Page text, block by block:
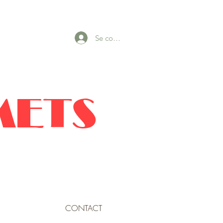
Se connecter
CONTACT